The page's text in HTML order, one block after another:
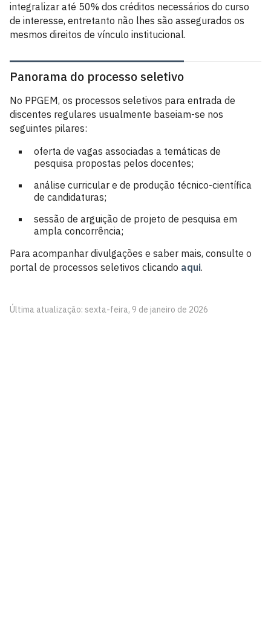
integralizar até 50% dos créditos necessários do curso
de interesse, entretanto não lhes são assegurados os
mesmos direitos de vínculo institucional.
Panorama do processo seletivo
No PPGEM, os processos seletivos para entrada de
discentes regulares usualmente baseiam-se nos
seguintes pilares:
oferta de vagas associadas a temáticas de
pesquisa propostas pelos docentes;
análise curricular e de produção técnico-científica
de candidaturas;
sessão de arguição de projeto de pesquisa em
ampla concorrência;
Para acompanhar divulgações e saber mais, consulte o
portal de processos seletivos clicando aqui.
Última atualização: sexta-feira, 9 de janeiro de 2026